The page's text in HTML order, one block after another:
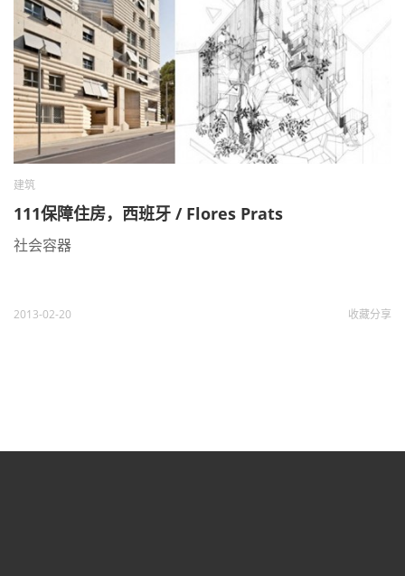
建筑
111保障住房，西班牙 / Flores Prats
社会容器
2013-02-20 收藏分享